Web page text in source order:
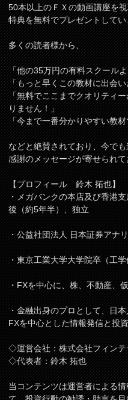
50本以上のＦＸの動画講座を
特典を無料でプレゼントして
多くの読者様から、
「他の35万円の有料スクール
「もっと早くこの教材に出会
「無料でここまでクオリティ
りません！」
「今まで一番分かりやすい教
などと絶賛されており、今で
感謝のメッセージが寄せられ
【プロフィール 鈴木 拓也】
・メガバンクの本店及び香港
後（約5年半）、独立
・公益社団法人 日本証券アナ
・東京工業大学大学院卒（工
・FXを中心に、株、不動産、
・金融出身のプロとして、日
FXを中心とした情報発信と投
◇運営会社：株式会社フィンテ
◇代表者：鈴木 拓也
当コンテンツは運営者による